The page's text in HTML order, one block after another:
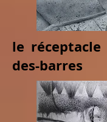
le
des-barres